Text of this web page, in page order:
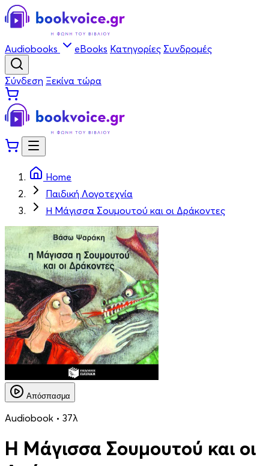
Audiobooks eBooks Κατηγορίες Συνδρομές
Σύνδεση Ξεκίνα τώρα
Home
Παιδική Λογοτεχνία
Η Μάγισσα Σουμουτού και οι Δράκοντες
Απόσπασμα
Audiobook • 37λ
Η Μάγισσα Σουμουτού και οι